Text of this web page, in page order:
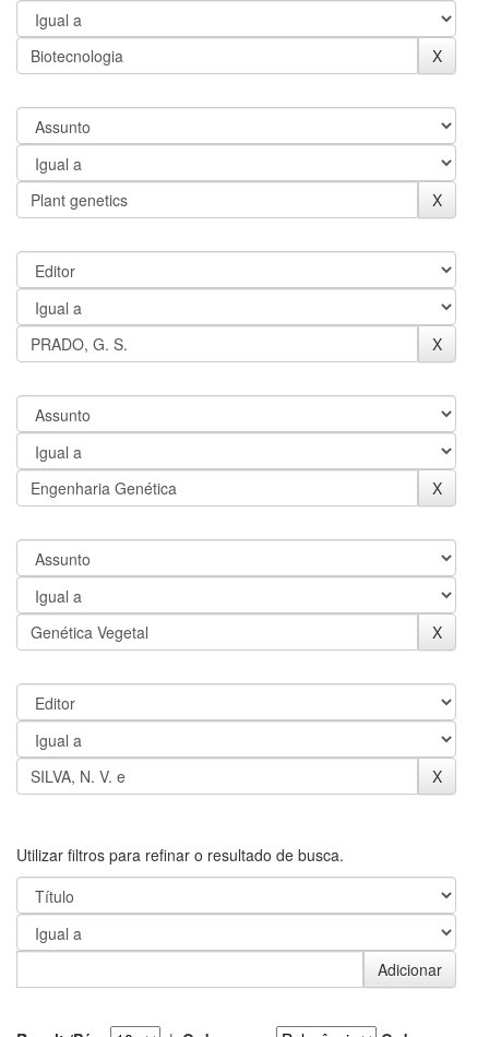
Utilizar filtros para refinar o resultado de busca.